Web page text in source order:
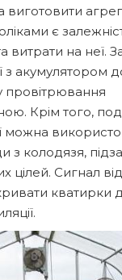
є
витрати на неї.
з акумулятором
провітрювання
Крім того,
можна
з колодязя,
цілей. Сигнал
кватирки